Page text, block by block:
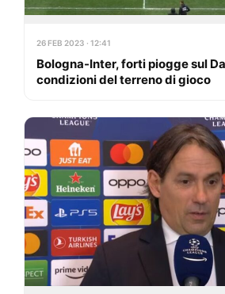
26 FEB 2023 · 12:41
Bologna-Inter, forti piogge sul
condizioni del terreno di gioco